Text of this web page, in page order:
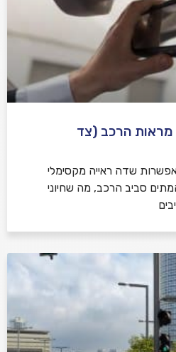
מראות הרכב (צד
שדה ראייה מקסימלי
סביב הרכב, מה שחיוני